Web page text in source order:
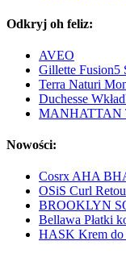
Odkryj oh feliz:
AVEO
Gillette Fusion5
Terra Naturi
Duchesse
MANHATTAN
Nowości:
Cosrx AHA
OSiS Curl
BROOKLYN
Bellawa Płatki
HASK Krem do